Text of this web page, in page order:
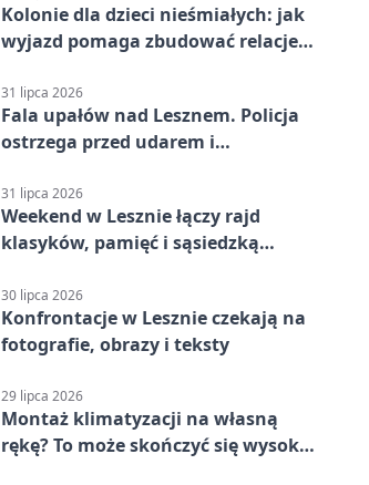
Kolonie dla dzieci nieśmiałych: jak
wyjazd pomaga zbudować relacje z
31 lipca 2026
Fala upałów nad Lesznem. Policja
ostrzega przed udarem i
31 lipca 2026
Weekend w Lesznie łączy rajd
klasyków, pamięć i sąsiedzką
30 lipca 2026
Konfrontacje w Lesznie czekają na
fotografie, obrazy i teksty
29 lipca 2026
Montaż klimatyzacji na własną
rękę? To może skończyć się wysoką